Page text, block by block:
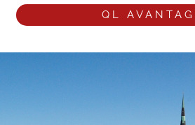
ANGLETERRE
VOS ENVIES DE VOYAGE
+33 (0)9 72 38 52 44
QL